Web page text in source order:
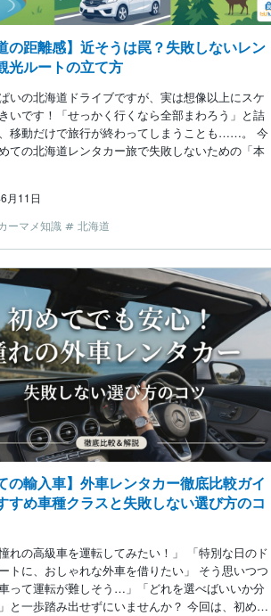
の距離感】近そうは罠？失敗しないレン
光ルートの立て方
いの北海道ドライブですが、実は想像以上にスケ
いです！「せっかく行くなら全部まわろう」と詰
移動だけで旅行が終わってしまうことも……。 今
ての北海道レンタカー旅で失敗しないための「本
月11日
ーマメ知識
北海道
の輸入車】外車レンタカー徹底比較ガイ
すめ車種クラスと失敗しない選び方のコ
れの高級車を運転してみたい！」 「特別な日のド
トに、おしゃれな外車を借りたい」 そう思いつつ
って運転が難しそう…」「どれを選べばいいか分
と一歩踏み出せずにいませんか？ 今回は、初め…